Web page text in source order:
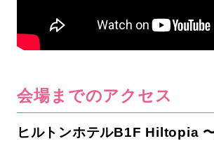
会場までのアクセス
ヒルトンホテルB1F Hiltopia